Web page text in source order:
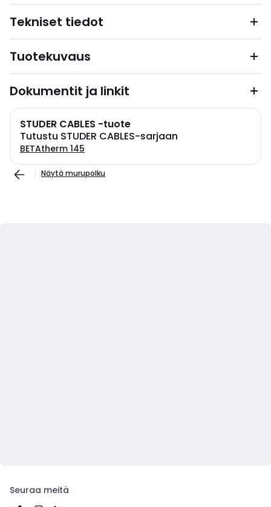
Tekniset tiedot
Tuotekuvaus
Dokumentit ja linkit
STUDER CABLES -tuote
Tutustu STUDER CABLES-sarjaan
BETAtherm 145
Näytä murupolku
Seuraa meitä